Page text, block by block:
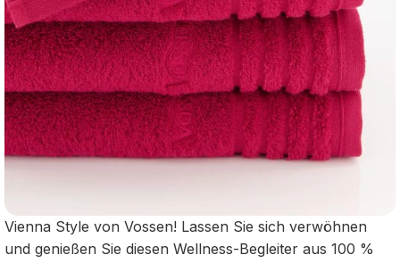
Vienna Style von Vossen! Lassen Sie sich verwöhnen
und genießen Sie diesen Wellness-Begleiter aus 100 %